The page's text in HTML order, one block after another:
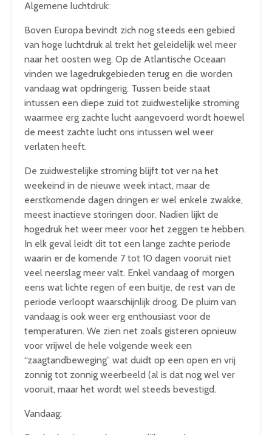
Algemene luchtdruk:
Boven Europa bevindt zich nog steeds een gebied
van hoge luchtdruk al trekt het geleidelijk wel meer
naar het oosten weg. Op de Atlantische Oceaan
vinden we lagedrukgebieden terug en die worden
vandaag wat opdringerig. Tussen beide staat
intussen een diepe zuid tot zuidwestelijke stroming
waarmee erg zachte lucht aangevoerd wordt hoewel
de meest zachte lucht ons intussen wel weer
verlaten heeft.
De zuidwestelijke stroming blijft tot ver na het
weekeind in de nieuwe week intact, maar de
eerstkomende dagen dringen er wel enkele zwakke,
meest inactieve storingen door. Nadien lijkt de
hogedruk het weer meer voor het zeggen te hebben.
In elk geval leidt dit tot een lange zachte periode
waarin er de komende 7 tot 10 dagen vooruit niet
veel neerslag meer valt. Enkel vandaag of morgen
eens wat lichte regen of een buitje, de rest van de
periode verloopt waarschijnlijk droog. De pluim van
vandaag is ook weer erg enthousiast voor de
temperaturen. We zien net zoals gisteren opnieuw
voor vrijwel de hele volgende week een
“zaagtandbeweging” wat duidt op een open en vrij
zonnig tot zonnig weerbeeld (al is dat nog wel ver
vooruit, maar het wordt wel steeds bevestigd.
Vandaag: